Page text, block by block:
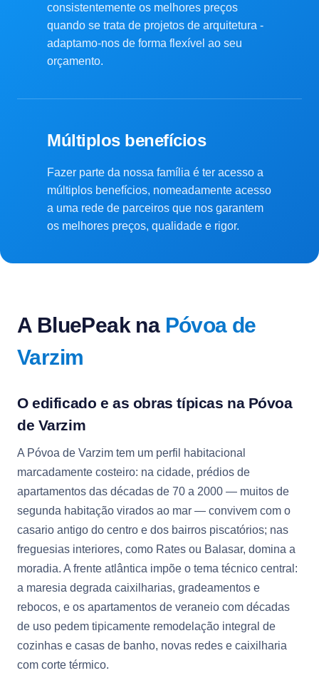
consistentemente os melhores preços
quando se trata de projetos de arquitetura -
adaptamo-nos de forma flexível ao seu
orçamento.
Múltiplos benefícios
Fazer parte da nossa família é ter acesso a
múltiplos benefícios, nomeadamente acesso
a uma rede de parceiros que nos garantem
os melhores preços, qualidade e rigor.
A BluePeak na Póvoa de
Varzim
O edificado e as obras típicas na Póvoa
de Varzim
A Póvoa de Varzim tem um perfil habitacional
marcadamente costeiro: na cidade, prédios de
apartamentos das décadas de 70 a 2000 — muitos de
segunda habitação virados ao mar — convivem com o
casario antigo do centro e dos bairros piscatórios; nas
freguesias interiores, como Rates ou Balasar, domina a
moradia. A frente atlântica impõe o tema técnico central:
a maresia degrada caixilharias, gradeamentos e
rebocos, e os apartamentos de veraneio com décadas
de uso pedem tipicamente remodelação integral de
cozinhas e casas de banho, novas redes e caixilharia
com corte térmico.